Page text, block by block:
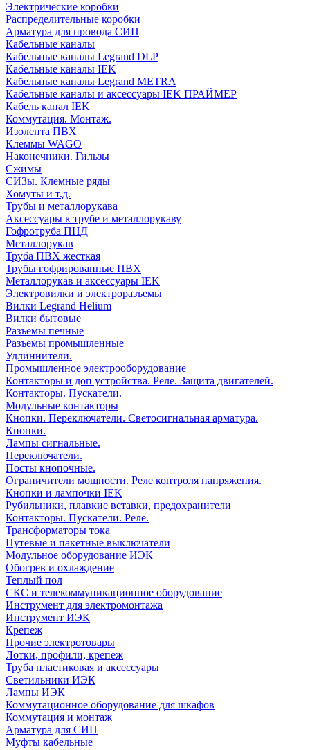
Электрические коробки
Распределительные коробки
Арматура для провода СИП
Кабельные каналы
Кабельные каналы Legrand DLP
Кабельные каналы IEK
Кабельные каналы Legrand METRA
Кабельные каналы и аксессуары IEK ПРАЙМЕР
Кабель канал IEK
Коммутация. Монтаж.
Изолента ПВХ
Клеммы WAGO
Наконечники. Гильзы
Сжимы
СИЗы. Клемные ряды
Хомуты и т.д.
Трубы и металлорукава
Аксессуары к трубе и металлорукаву
Гофротруба ПНД
Металлорукав
Труба ПВХ жесткая
Трубы гофрированные ПВХ
Металлорукав и аксессуары IEK
Электровилки и электроразъемы
Вилки Legrand Helium
Вилки бытовые
Разъемы печные
Разъемы промышленные
Удлиннители.
Промышленное электрооборудование
Контакторы и доп устройства. Реле. Защита двигателей.
Контакторы. Пускатели.
Модульные контакторы
Кнопки. Переключатели. Светосигнальная арматура.
Кнопки.
Лампы сигнальные.
Переключатели.
Посты кнопочные.
Ограничители мощности. Реле контроля напряжения.
Кнопки и лампочки IEK
Рубильники, плавкие вставки, предохранители
Контакторы. Пускатели. Реле.
Трансформаторы тока
Путевые и пакетные выключатели
Модульное оборудование ИЭК
Обогрев и охлаждение
Теплый пол
СКС и телекоммуникационное оборудование
Инструмент для электромонтажа
Инструмент ИЭК
Крепеж
Прочие электротовары
Лотки, профили, крепеж
Труба пластиковая и аксессуары
Светильники ИЭК
Лампы ИЭК
Коммутационное оборудование для шкафов
Коммутация и монтаж
Арматура для СИП
Муфты кабельные